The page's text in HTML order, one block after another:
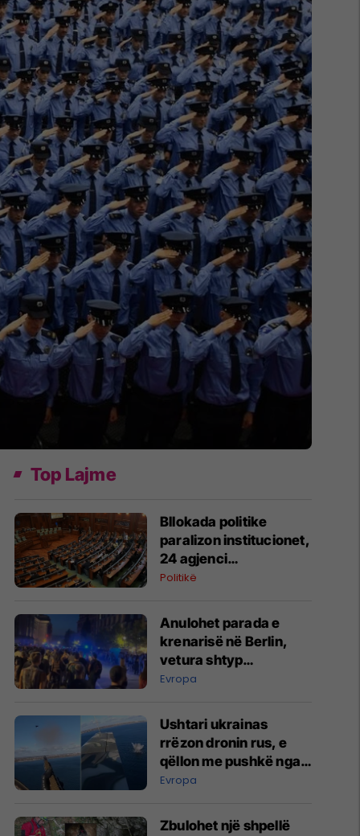
Top Lajme
Bllokada politike
paralizon institucionet,
24 agjenci
funksionojnë me
ose jo të plota
Politikë
Anulohet parada e
krenarisë në Berlin,
vetura shtyp
pjesëmarrësit –
lënduar
Evropa
Ushtari ukrainas
rrëzon dronin rus, e
qëllon me pushkë nga
kabina e aeroplanit
Evropa
Zbulohet një shpellë